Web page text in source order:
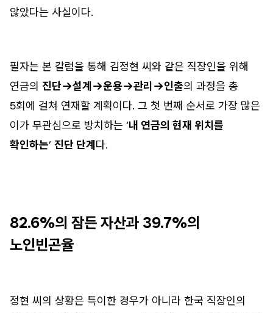
않았다는 사실이다.
필자는 본 칼럼을 통해 김정현 씨와 같은 직장인을 위해
연금의 진단→설계→운용→관리→인출의 과정을 총
5회에 걸쳐 연재할 계획이다. 그 첫 번째 순서로 가장 많은
이가 무관심으로 방치하는 ‘내 연금의 현재 위치를
확인하는’ 진단 단계 다.
82.6%의 잠든 자산과 39.7%의
노인빈곤율
정현 씨의 상황은 특이한 경우가 아니라 한국 직장인의